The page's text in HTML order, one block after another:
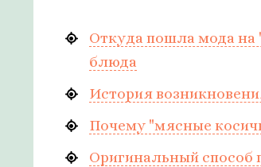
Откуда пошла мода на
блюда
История
Почему "мясные
Оригинальный способ